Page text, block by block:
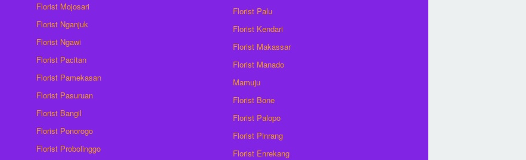
Florist Mojosari
Florist Nganjuk
Florist Ngawi
Florist Pacitan
Florist Pamekasan
Florist Pasuruan
Florist Bangil
Florist Ponorogo
Florist Probolinggo
Florist Palu
Florist Kendari
Florist Makassar
Florist Manado
Mamuju
Florist Bone
Florist Palopo
Florist Pinrang
Florist Enrekang